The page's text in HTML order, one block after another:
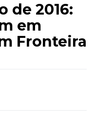
de 2016:
em
Fronteira